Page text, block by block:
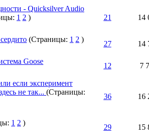
- Quicksilver Audio
1 2 )
21 14
(Страницы: 1 2 )
27 14
Goose
12 7
если эксперимент
не так... (Страницы:
36 16
1 2 )
29 15